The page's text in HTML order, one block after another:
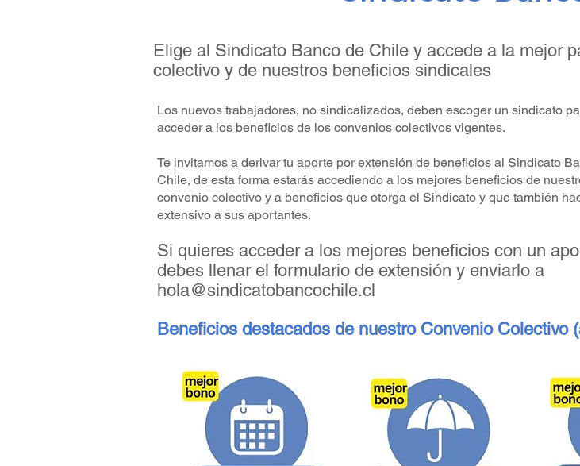
Elige al Sindicato Banco de Chile y accede a la mejor
colectivo y de nuestros beneficios sindicales
Si quieres acceder a los mejores beneficios con un
debes llenar el formulario de extensión y enviarlo a
hola@sindicatobancochile.cl
Los nuevos trabajadores, no sindicalizados, deben escoger un sindicato
acceder a los beneficios de los convenios colectivos vigentes.
Te invitamos a derivar tu aporte por extensión de beneficios al Sindicato
Chile, de esta forma estarás accediendo a los mejores beneficios de
convenio colectivo y a beneficios que otorga el Sindicato y que también
extensivo a sus aportantes.
Beneficios destacados de nuestro Convenio Colectivo